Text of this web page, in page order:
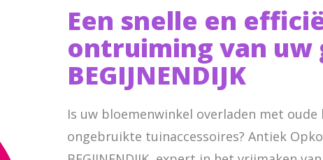
Een snelle en
ontruiming van uw
BEGIJNENDIJK
Is uw bloemenwinkel overladen met oude
ongebruikte tuinaccessoires? Antiek